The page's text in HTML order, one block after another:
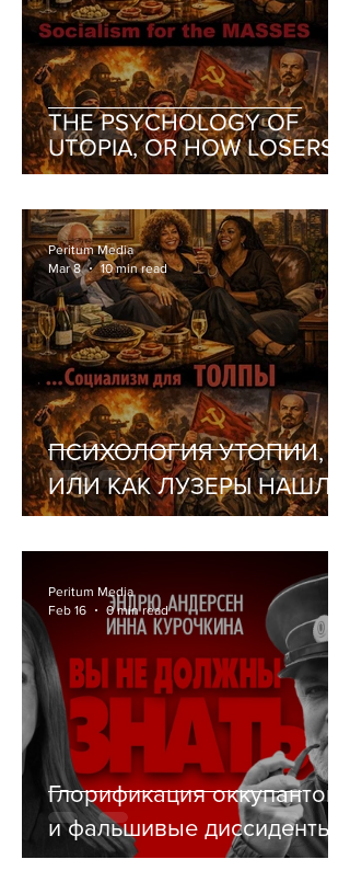
THE PSYCHOLOGY OF
UTOPIA, OR HOW LOSERS
FOUND THEMSELVES A
RELIGION
ПСИХОЛОГИЯ УТОПИИ,
ИЛИ КАК ЛУЗЕРЫ НАШЛИ
СЕБЕ РЕЛИГИЮ
Peritum Media
Mar 8
10 min read
Глорификация оккупантов
и фальшивые диссиденты
Peritum Media
Feb 16
0 min read